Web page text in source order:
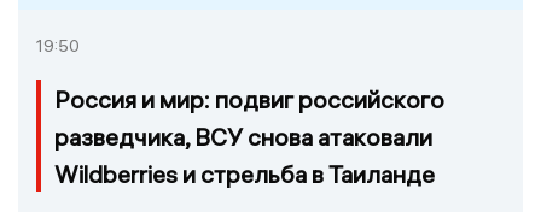
19:50
Россия и мир: подвиг российского
разведчика, ВСУ снова атаковали
Wildberries и стрельба в Таиланде